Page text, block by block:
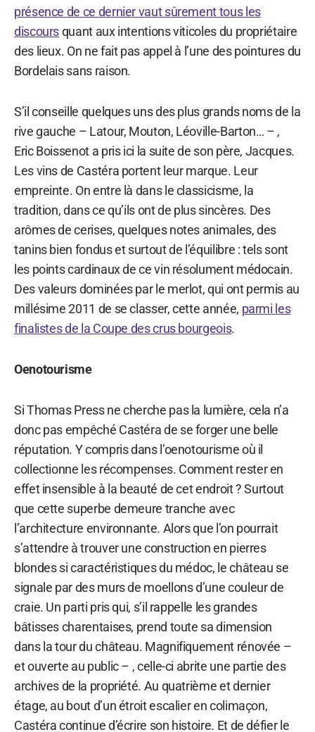
présence de ce dernier vaut sûrement tous les
discoursquant aux intentions viticoles du propriétaire
des lieux. On ne fait pas appel à l’une des pointures du
Bordelais sans raison.
S’il conseille quelques uns des plus grands noms de la
rive gauche – Latour, Mouton, Léoville-Barton… – ,
Eric Boissenot a pris ici la suite de son père, Jacques.
Les vins de Castéra portent leur marque. Leur
empreinte. On entre là dans le classicisme, la
tradition, dans ce qu’ils ont de plus sincères. Des
arômes de cerises, quelques notes animales, des
tanins bien fondus et surtout de l’équilibre : tels sont
les points cardinaux de ce vin résolument médocain.
Des valeurs dominées par le merlot, qui ont permis au
millésime 2011 de se classer, cette année, parmi les
finalistes de la Coupe des crus bourgeois.
Oenotourisme
Si Thomas Press ne cherche pas la lumière, cela n’a
donc pas empêché Castéra de se forger une belle
réputation. Y compris dans l’oenotourisme où il
collectionne les récompenses. Comment rester en
effet insensible à la beauté de cet endroit ? Surtout
que cette superbe demeure tranche avec
l’architecture environnante. Alors que l’on pourrait
s’attendre à trouver une construction en pierres
blondes si caractéristiques du médoc, le château se
signale par des murs de moellons d’une couleur de
craie. Un parti pris qui, s’il rappelle les grandes
bâtisses charentaises, prend toute sa dimension
dans la tour du château. Magnifiquement rénovée –
et ouverte au public – , celle-ci abrite une partie des
archives de la propriété. Au quatrième et dernier
étage, au bout d’un étroit escalier en colimaçon,
Castéra continue d’écrire son histoire. Et de défier le